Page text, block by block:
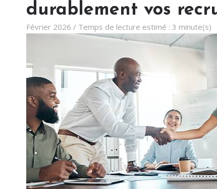
durablement vos
Février 2026 / Temps de lecture estimé : 3 minute(s)